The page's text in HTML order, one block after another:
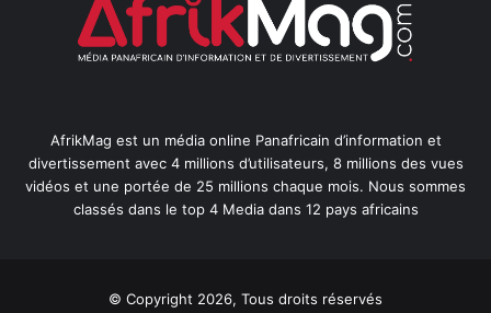
AfrikMag est un média online Panafricain d’information et
divertissement avec 4 millions d’utilisateurs, 8 millions des vues
vidéos et une portée de 25 millions chaque mois. Nous sommes
classés dans le top 4 Media dans 12 pays africains
© Copyright 2026, Tous droits réservés